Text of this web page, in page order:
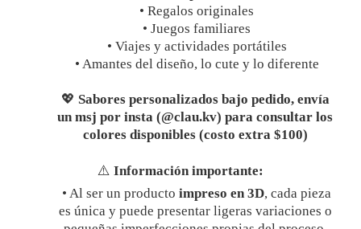
• Regalos originales
• Juegos familiares
• Viajes y actividades portátiles
• Amantes del diseño, lo cute y lo diferente
💖 Saborespersonalizados bajo pedido, envía
un msj por insta (@clau.kv) para consultar los
colores disponibles (costo extra $100)
⚠️ Información importante:
• Al ser un producto impreso en 3D, cada pieza
es única y puede presentar ligeras variaciones o